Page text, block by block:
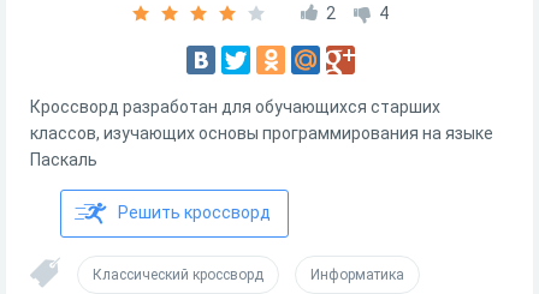
2 4
Кроссворд разработан для обучающихся старших
классов, изучающих основы программирования на языке
Паскаль
Решить кроссворд
Классический кроссворд Информатика